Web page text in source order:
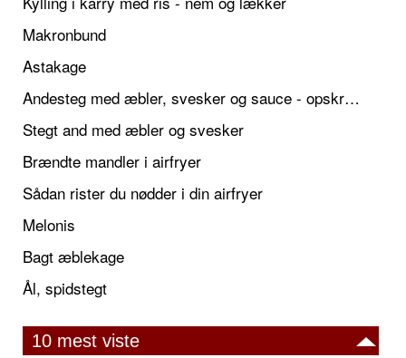
Makronbund
Astakage
Andesteg med æbler, svesker og sauce - opskrift også til jul
Stegt and med æbler og svesker
Brændte mandler i airfryer
Sådan rister du nødder i din airfryer
Melonis
Bagt æblekage
Ål, spidstegt
10 mest viste